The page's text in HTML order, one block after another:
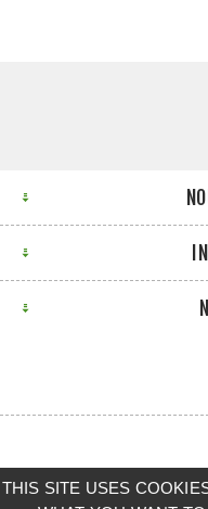
Copyright © 2026
THIS SITE USES